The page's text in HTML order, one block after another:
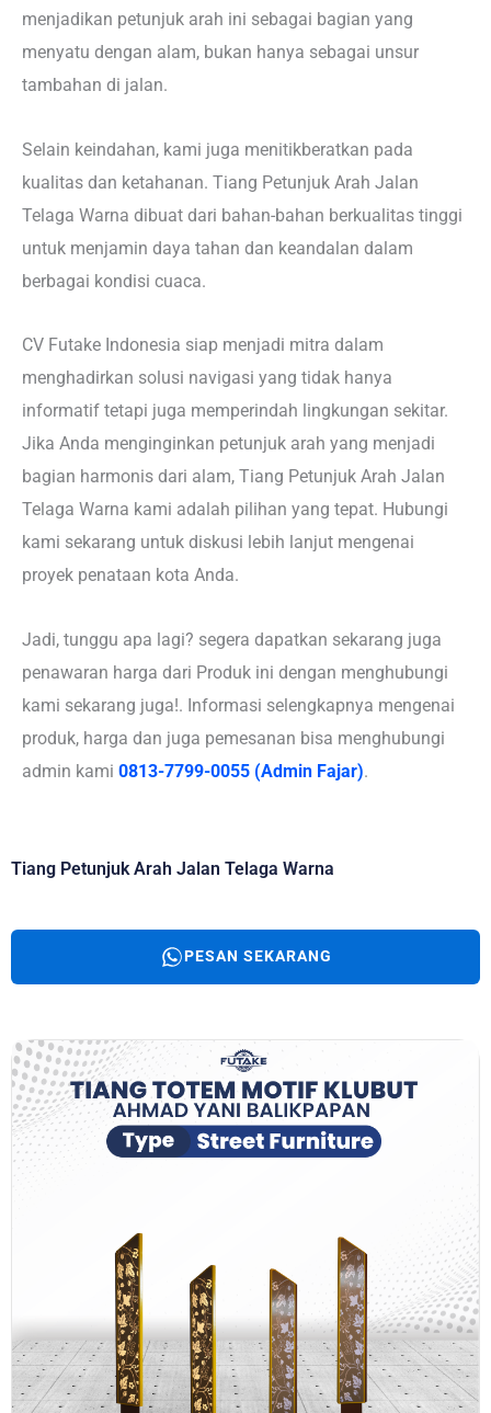
menjadikan petunjuk arah ini sebagai bagian yang
menyatu dengan alam, bukan hanya sebagai unsur
tambahan di jalan.
Selain keindahan, kami juga menitikberatkan pada
kualitas dan ketahanan. Tiang Petunjuk Arah Jalan
Telaga Warna dibuat dari bahan-bahan berkualitas tinggi
untuk menjamin daya tahan dan keandalan dalam
berbagai kondisi cuaca.
CV Futake Indonesia siap menjadi mitra dalam
menghadirkan solusi navigasi yang tidak hanya
informatif tetapi juga memperindah lingkungan sekitar.
Jika Anda menginginkan petunjuk arah yang menjadi
bagian harmonis dari alam, Tiang Petunjuk Arah Jalan
Telaga Warna kami adalah pilihan yang tepat. Hubungi
kami sekarang untuk diskusi lebih lanjut mengenai
proyek penataan kota Anda.
Jadi, tunggu apa lagi? segera dapatkan sekarang juga
penawaran harga dari Produk ini dengan menghubungi
kami sekarang juga!. Informasi selengkapnya mengenai
produk, harga dan juga pemesanan bisa menghubungi
admin kami 0813-7799-0055 (Admin Fajar).
Tiang Petunjuk Arah Jalan Telaga Warna
PESAN SEKARANG